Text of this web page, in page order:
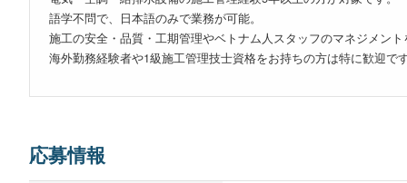
語学不問で、日本語のみで業務が可能。
施工の安全・品質・工期管理やベトナム人スタッフのマネジメン
海外勤務経験者や1級施工管理技士資格をお持ちの方は特に歓迎で
応募情報